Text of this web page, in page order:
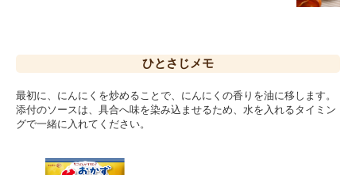
ひとさじ メモ
最初に、にんにくを炒めることで、にんにくの香りを油に移します。
添付のソースは、具合へ味を染み込ませるため、水を入れるタイミン
グで一緒に入れてください。